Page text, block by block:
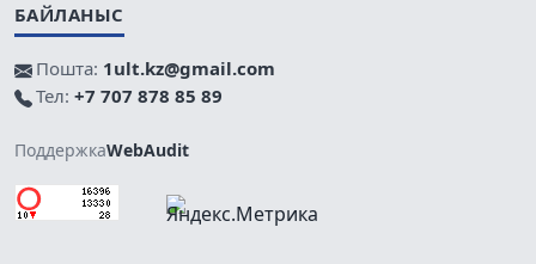
БАЙЛАНЫС
Пошта: 1ult.kz@gmail.com
Тел: +7 707 878 85 89
ПоддержкаWebAudit